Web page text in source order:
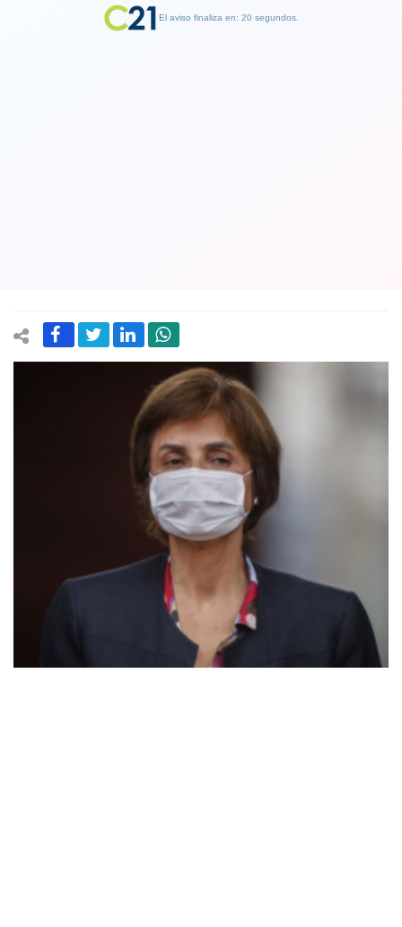
El aviso finaliza en: 19 segundos.